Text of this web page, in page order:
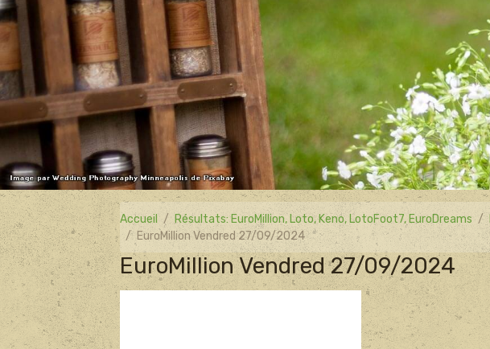
Accueil Résultats: EuroMillion, Loto, Keno, LotoFoot7, EuroDreams
EuroMillion Vendred 27/09/2024
EuroMillion Vendred 27/09/2024